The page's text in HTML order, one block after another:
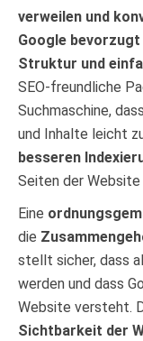
verweilen und
Google
Struktur und
SEO-freundliche
Suchmaschine,
und Inhalte leicht
besseren
Seiten der
Eine
die
stellt sicher, dass
werden und dass
Website versteht.
Sichtbarkeit der